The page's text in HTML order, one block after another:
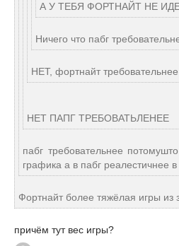
А У ТЕБЯ ФОРТНАЙТ НЕ
Ничего что пабг
НЕТ, фортнайт требовательнее
НЕТ ПАПГ ТРЕБОВАТЬЛЕНЕЕ
пабг требовательнее
графика а в пабг реалестичнее
Фортнайт более тяжёлая игры из
причём тут вес игры?